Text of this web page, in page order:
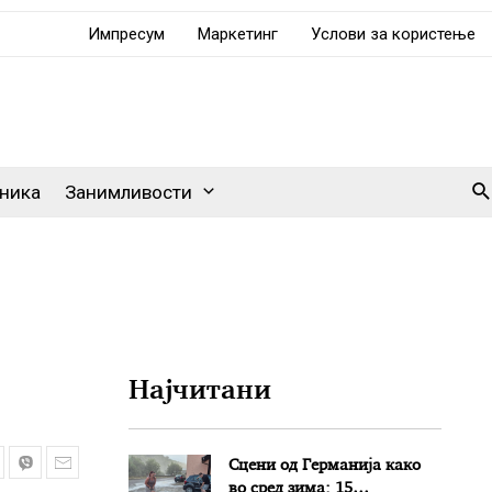
Импресум Маркетинг Услови за користење
Занимливости
Најчитани
Сцени од Германија како
во сред зима: 15